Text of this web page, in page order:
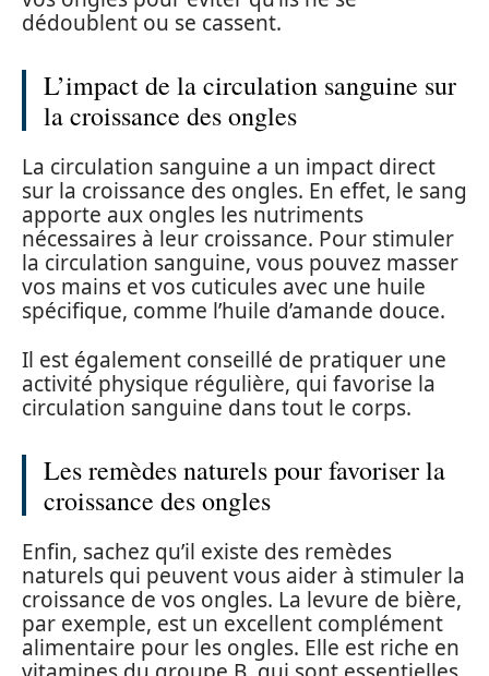
dédoublent ou se cassent.
L’impact de la circulation sanguine sur
la croissance des ongles
La circulation sanguine a un impact direct
sur la croissance des ongles. En effet, le sang
apporte aux ongles les nutriments
nécessaires à leur croissance. Pour stimuler
la circulation sanguine, vous pouvez masser
vos mains et vos cuticules avec une huile
spécifique, comme l’huile d’amande douce.
Il est également conseillé de pratiquer une
activité physique régulière, qui favorise la
circulation sanguine dans tout le corps.
Les remèdes naturels pour favoriser la
croissance des ongles
Enfin, sachez qu’il existe des remèdes
naturels qui peuvent vous aider à stimuler la
croissance de vos ongles. La levure de bière,
par exemple, est un excellent complément
alimentaire pour les ongles. Elle est riche en